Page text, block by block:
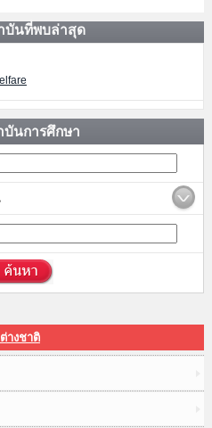
บันที่พบล่าสุด
บันการศึกษา
างชาติ